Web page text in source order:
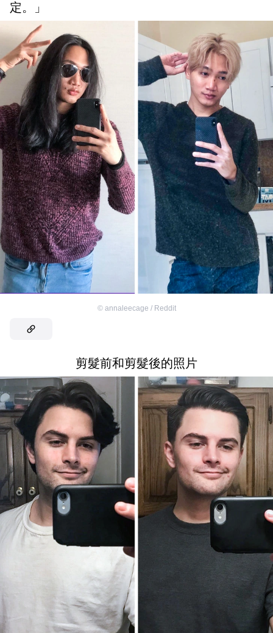
定。」
© annaleecage / Reddit
剪髮前和剪髮後的照片